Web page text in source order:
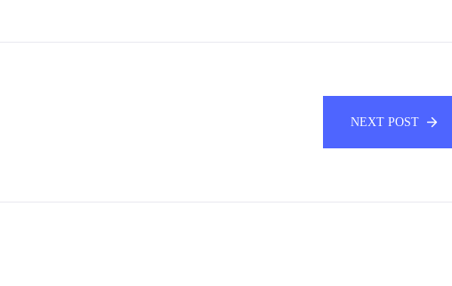
NEXT POST